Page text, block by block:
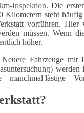
Inspektion. Die
steht
vorführen. Hier
müssen. Wenn
höher.
Fahrzeuge mit
werden
– manchmal lästige –